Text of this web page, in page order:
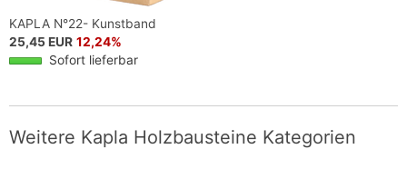
KAPLA N°22- Kunstband
25,45 EUR 12,24%
Sofort lieferbar
Weitere Kapla Holzbausteine Kategorien